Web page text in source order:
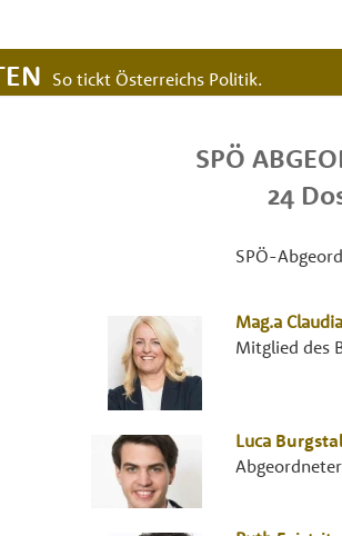
So tickt Österreichs Politik.
SPÖ
24
SPÖ-
Mag.a Claudia
Mitglied des
Luca